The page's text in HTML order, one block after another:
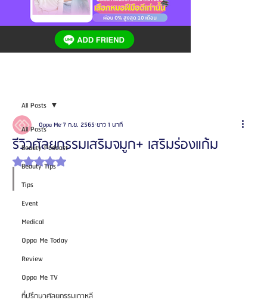
All Posts
Beauty Podcast
Beauty Tips
Tips
Event
Medical
Oppa Me Today
Review
Oppa Me TV
ที่ปรึกษาศัลยกรรมเกาหลี
All Posts
รีวิวศัลยกรรมเสริมจมูก+ เสริมร่องแก้ม
Oppa Me 7 ก.ย. 2565 ยาว 1 นาที
ได้รับ NaN เต็ม 5 ดาว